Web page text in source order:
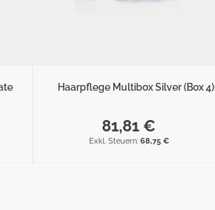
Haarpflege Multibox Silver (Box 4)
81,81 €
68,75 €